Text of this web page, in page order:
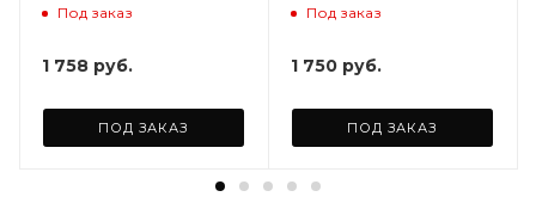
(Светло-бежевый)
Под заказ
1 758 руб.
ПОД ЗАКАЗ
ARD258086
Под заказ
1 750 руб.
ПОД ЗАКАЗ